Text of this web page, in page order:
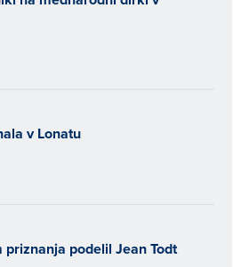
v Lonatu
podelil Jean Todt